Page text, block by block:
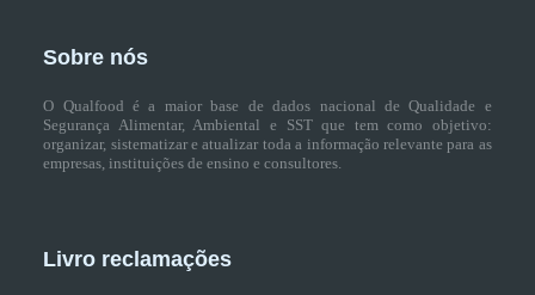
Sobre nós
O Qualfood é a maior base de dados nacional de Qualidade e
Segurança Alimentar, Ambiental e SST que tem como objetivo:
organizar, sistematizar e atualizar toda a informação relevante para as
empresas, instituições de ensino e consultores.
Livro reclamações